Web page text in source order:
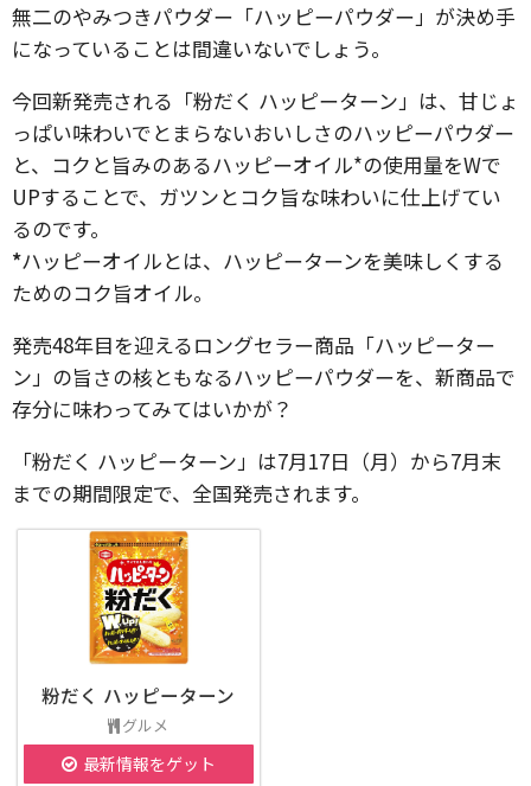
無二のやみつきパウダー「ハッピーパウダー」が決め手
になっていることは間違いないでしょう。
今回新発売される「粉だく ハッピーターン」は、甘じょ
っぱい味わいでとまらないおいしさのハッピーパウダー
と、コクと旨みのあるハッピーオイル*の使用量をWで
UPすることで、ガツンとコク旨な味わいに仕上げてい
るのです。
*ハッピーオイルとは、ハッピーターンを美味しくする
ためのコク旨オイル。
発売48年目を迎えるロングセラー商品「ハッピーター
ン」の旨さの核ともなるハッピーパウダーを、新商品で
存分に味わってみてはいかが？
「粉だく ハッピーターン」は7月17日（月）から7月末
までの期間限定で、全国発売されます。
粉だく ハッピーターン
グルメ
最新情報をゲット